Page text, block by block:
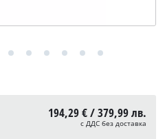
194,29 € / 379,99 лв.
с ДДС без доставка